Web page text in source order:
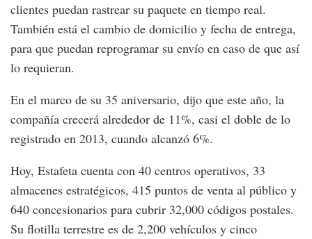
clientes puedan rastrear su paquete en tiempo real.
También está el cambio de domicilio y fecha de entrega,
para que puedan reprogramar su envío en caso de que así
lo requieran.
En el marco de su 35 aniversario, dijo que este año, la
compañía crecerá alrededor de 11%, casi el doble de lo
registrado en 2013, cuando alcanzó 6%.
Hoy, Estafeta cuenta con 40 centros operativos, 33
almacenes estratégicos, 415 puntos de venta al público y
640 concesionarios para cubrir 32,000 códigos postales.
Su flotilla terrestre es de 2,200 vehículos y cinco